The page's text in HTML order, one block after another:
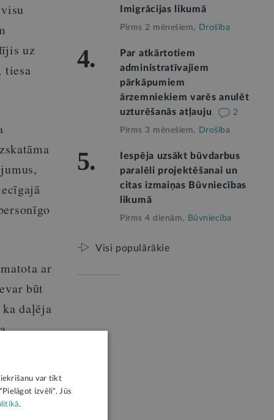
uz
tiesa
ar
būt
daļēja
Imigrācijas likumā
Pirms 2 mēnešiem, Drošība
4.
Par atkārtotiem
administratīvajiem
pārkāpumiem
ārzemniekiem varēs anulēt
uzturēšanās atļauju
2
Pirms 3 mēnešiem, Drošība
5.
Iespēja uzsākt būvdarbus
paralēli projektēšanai un
citas izmaiņas Būvniecības
likumā
Pirms 4 dienām, Būvniecība
Visi populārākie
var tikt
izvēli". Jūs
.